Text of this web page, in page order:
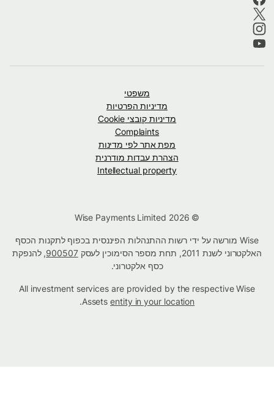
משפטי
מדיניות הפרטיות
מדיניות קובצי Cookie
Complaints
מפת אתר לפי מדינות
הצהרת עבדות מודרנית
Intellectual property
Wise מורשה על ידי רשות ההתנהלות הפיננסית בכפוף לתקנות הכסף
האלקטרוני לשנת 2011, תחת מספר הסימוכין לעסק
900507, להנפקת
כסף אלקטרוני.
All investment services are provided by the respective Wise
Assetsentity in your location
.